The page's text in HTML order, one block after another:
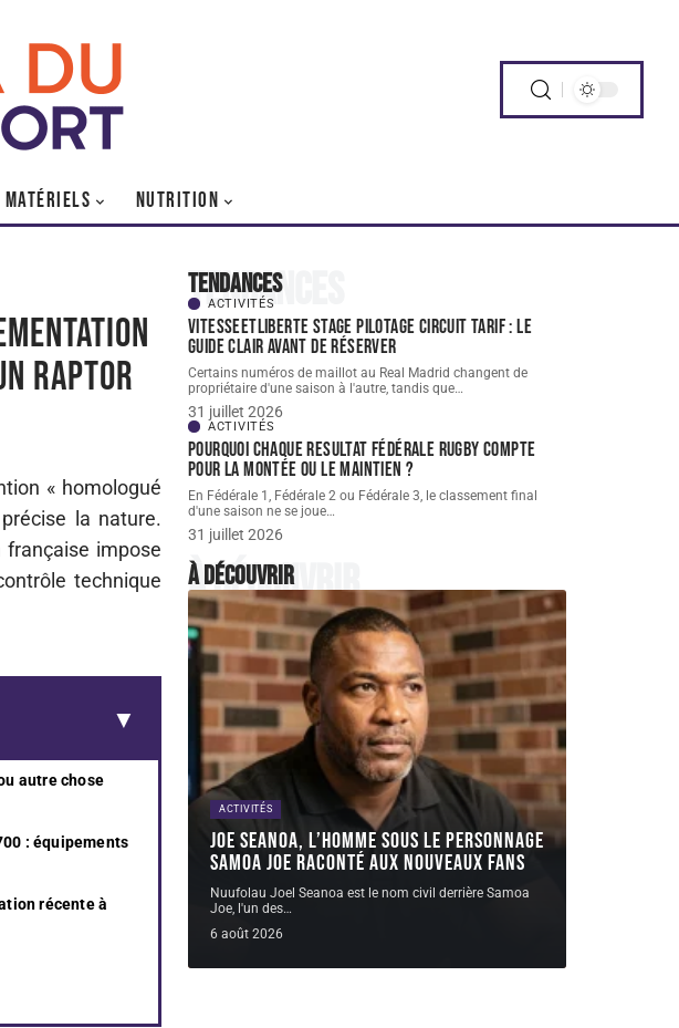
MATÉRIELS NUTRITION
« homologué
la nature.
impose
technique
autre chose
: équipements
récente à
Tendances
Tendances
ACTIVITÉS
Vitesseetliberte stage pilotage circuit tarif : le
guide clair avant de réserver
Certains numéros de maillot au Real Madrid changent de
propriétaire d'une saison à l'autre, tandis que…
31 juillet 2026
ACTIVITÉS
Pourquoi chaque resultat Fédérale Rugby compte
pour la montée ou le maintien ?
En Fédérale 1, Fédérale 2 ou Fédérale 3, le classement final
d'une saison ne se joue…
31 juillet 2026
À découvrir
À découvrir
ACTIVITÉS
Joe Seanoa, l’homme sous le personnage
Samoa Joe raconté aux nouveaux fans
Nuufolau Joel Seanoa est le nom civil derrière Samoa
Joe, l'un des…
6 août 2026